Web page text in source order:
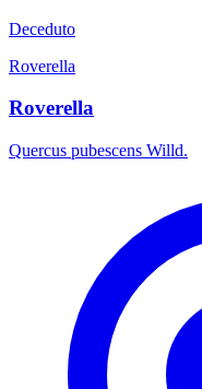
Deceduto
Roverella
Roverella
Quercus pubescens Willd.